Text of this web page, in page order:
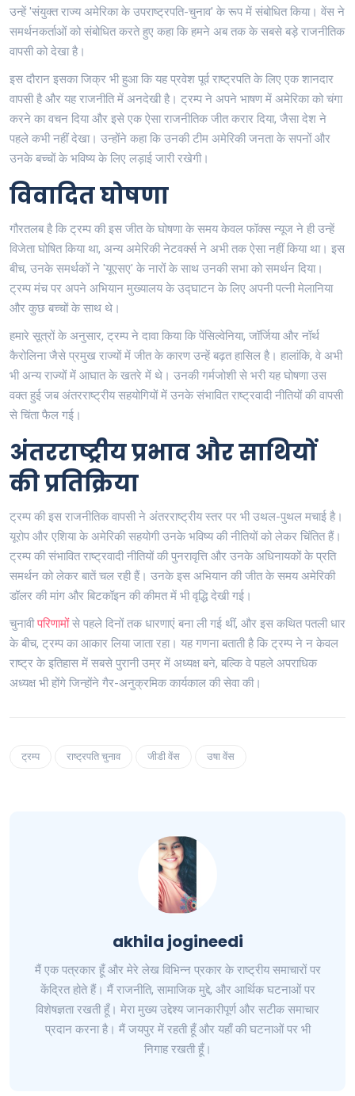
उन्हें 'संयुक्त राज्य अमेरिका के उपराष्ट्रपति-चुनाव' के रूप में संबोधित किया। वेंस ने
समर्थनकर्ताओं को संबोधित करते हुए कहा कि हमने अब तक के सबसे बड़े राजनीतिक
वापसी को देखा है।
इस दौरान इसका जिक्र भी हुआ कि यह प्रवेश पूर्व राष्ट्रपति के लिए एक शानदार
वापसी है और यह राजनीति में अनदेखी है। ट्रम्प ने अपने भाषण में अमेरिका को चंगा
करने का वचन दिया और इसे एक ऐसा राजनीतिक जीत करार दिया, जैसा देश ने
पहले कभी नहीं देखा। उन्होंने कहा कि उनकी टीम अमेरिकी जनता के सपनों और
उनके बच्चों के भविष्य के लिए लड़ाई जारी रखेगी।
विवादित घोषणा
गौरतलब है कि ट्रम्प की इस जीत के घोषणा के समय केवल फॉक्स न्यूज ने ही उन्हें
विजेता घोषित किया था, अन्य अमेरिकी नेटवर्क्स ने अभी तक ऐसा नहीं किया था। इस
बीच, उनके समर्थकों ने 'यूएसए' के नारों के साथ उनकी सभा को समर्थन दिया।
ट्रम्प मंच पर अपने अभियान मुख्यालय के उद्घाटन के लिए अपनी पत्नी मेलानिया
और कुछ बच्चों के साथ थे।
हमारे सूत्रों के अनुसार, ट्रम्प ने दावा किया कि पेंसिल्वेनिया, जॉर्जिया और नॉर्थ
कैरोलिना जैसे प्रमुख राज्यों में जीत के कारण उन्हें बढ़त हासिल है। हालांकि, वे अभी
भी अन्य राज्यों में आघात के खतरे में थे। उनकी गर्मजोशी से भरी यह घोषणा उस
वक्त हुई जब अंतरराष्ट्रीय सहयोगियों में उनके संभावित राष्ट्रवादी नीतियों की वापसी
से चिंता फैल गई।
अंतरराष्ट्रीय प्रभाव और साथियों
की प्रतिक्रिया
ट्रम्प की इस राजनीतिक वापसी ने अंतरराष्ट्रीय स्तर पर भी उथल-पुथल मचाई है।
यूरोप और एशिया के अमेरिकी सहयोगी उनके भविष्य की नीतियों को लेकर चिंतित हैं।
ट्रम्प की संभावित राष्ट्रवादी नीतियों की पुनरावृत्ति और उनके अधिनायकों के प्रति
समर्थन को लेकर बातें चल रही हैं। उनके इस अभियान की जीत के समय अमेरिकी
डॉलर की मांग और बिटकॉइन की कीमत में भी वृद्धि देखी गई।
चुनावीपरिणामों से पहले दिनों तक धारणाएं बना ली गई थीं, और इस कथित पतली धार
के बीच, ट्रम्प का आकार लिया जाता रहा। यह गणना बताती है कि ट्रम्प ने न केवल
राष्ट्र के इतिहास में सबसे पुरानी उम्र में अध्यक्ष बने, बल्कि वे पहले अपराधिक
अध्यक्ष भी होंगे जिन्होंने गैर-अनुक्रमिक कार्यकाल की सेवा की।
ट्रम्प राष्ट्रपति चुनाव जीडी वेंस उषा वेंस
akhila jogineedi
मैं एक पत्रकार हूँ और मेरे लेख विभिन्न प्रकार के राष्ट्रीय समाचारों पर
केंद्रित होते हैं। मैं राजनीति, सामाजिक मुद्दे, और आर्थिक घटनाओं पर
विशेषज्ञता रखती हूँ। मेरा मुख्य उद्देश्य जानकारीपूर्ण और सटीक समाचार
प्रदान करना है। मैं जयपुर में रहती हूँ और यहाँ की घटनाओं पर भी
निगाह रखती हूँ।